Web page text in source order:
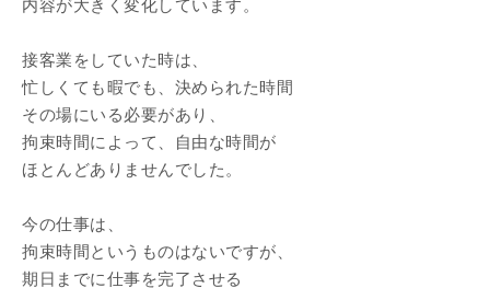
内容が大きく変化しています。
接客業をしていた時は、
忙しくても暇でも、決められた時間
その場にいる必要があり、
拘束時間によって、自由な時間が
ほとんどありませんでした。
今の仕事は、
拘束時間というものはないですが、
期日までに仕事を完了させる